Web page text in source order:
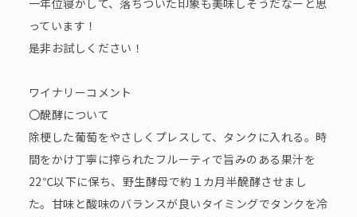
一年位寝かして、落ちついた印象も美味しそうだなーと思
っています！
是非お試しください！
ワイナリーコメント
〇醗酵について
除梗した葡萄をやさしくプレスして、タンクに入れる。時
間をかけ丁寧に搾られたフルーティで旨みのある果汁を
22℃以下に保ち、野生酵母で約１カ月半醗酵させまし
た。甘味と酸味のバランスが良いタイミングでタンクを冷